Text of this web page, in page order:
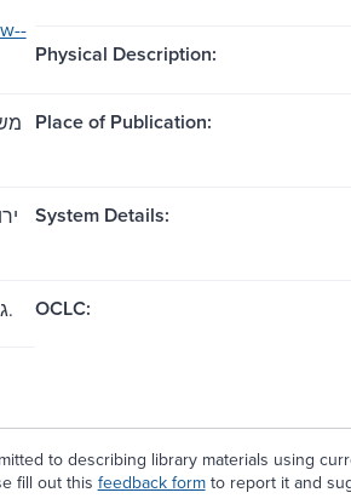
Physical Description:
Place of Publication:
System Details:
גישה באמצעות האינטרנט. OCLC:
to describing library materials using
fill out this feedback formto report it and